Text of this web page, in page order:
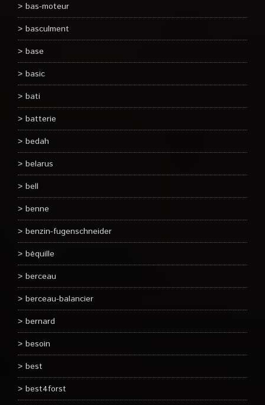
bas-moteur
basculment
base
basic
bati
batterie
bedah
belarus
bell
benne
benzin-fugenschneider
béquille
berceau
berceau-balancier
bernard
besoin
best
best4forst